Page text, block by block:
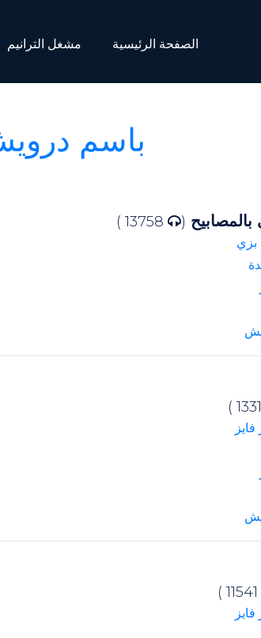
الصفحة الرئيسية مشغل الترانيم
باسم درويش (12
(
بزي